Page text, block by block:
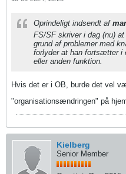
Oprindeligt indsendt af
FS/SF skriver i dag (nu)
grund af problemer med
forlyder at han fortsætter i
eller anden funktion.
Hvis det er i OB, burde det vel
"organisationsændringen" på
Kielberg
Senior Member